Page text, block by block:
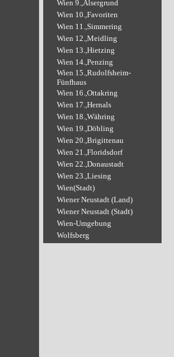
Wien 9.,Alsergrund
Wien 10.,Favoriten
Wien 11.,Simmering
Wien 12.,Meidling
Wien 13.,Hietzing
Wien 14.,Penzing
Wien 15.,Rudolfsheim-
Fünfhaus
Wien 16.,Ottakring
Wien 17.,Hernals
Wien 18.,Währing
Wien 19.,Döbling
Wien 20.,Brigittenau
Wien 21.,Floridsdorf
Wien 22.,Donaustadt
Wien 23.,Liesing
Wien(Stadt)
Wiener Neustadt (Land)
Wiener Neustadt (Stadt)
Wien-Umgebung
Wolfsberg